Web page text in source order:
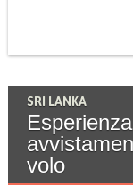
SRI LANKA
volo